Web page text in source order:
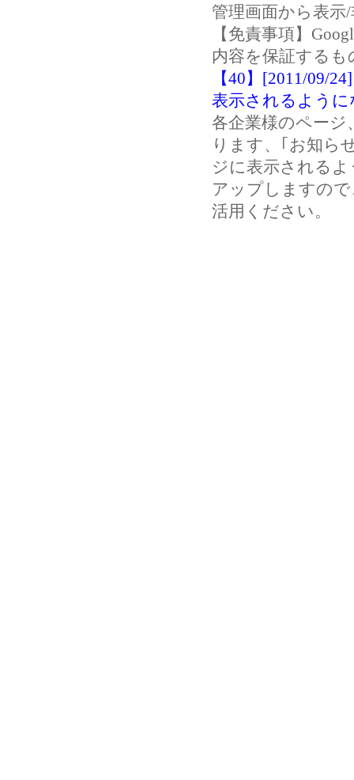
管理画面から表
【免責事項】
内容を保証する
【40】[2011/09/
表示されるよう
各企業様のペー
ります、｢お知ら
ジに表示される
アップしますの
活用ください。